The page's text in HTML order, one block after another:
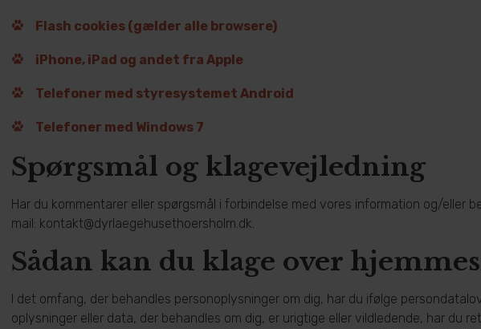
Flash cookies (gælder alle browsere)
iPhone, iPad og andet fra Apple
Telefoner med styresystemet Android
Telefoner med Windows 7
Spørgsmål og klagevejledning
Har du kommentarer eller spørgsmål i forbindelse med vores information og/
mail: kontakt@dyrlaegehusethoersholm.dk.
Sådan kan du klage over
I det omfang, der behandles personoplysninger om dig, har du ifølge
oplysninger eller data, der behandles om dig, er urigtige eller vildledende, har